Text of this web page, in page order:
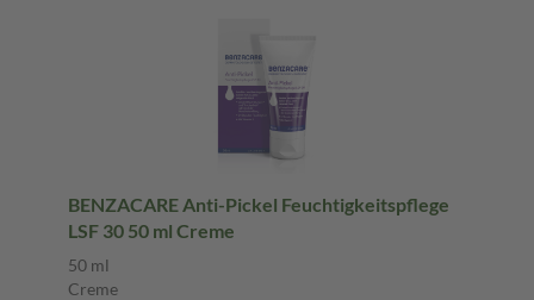
BENZACARE Anti-Pickel Feuchtigkeitspflege
LSF 30 50 ml Creme
50 ml
Creme